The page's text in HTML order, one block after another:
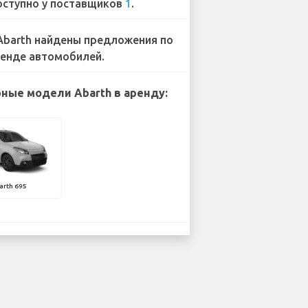
у поставщиков 1 .
найдены предложения по
автомобилей.
модели Abarth в аренду:
695